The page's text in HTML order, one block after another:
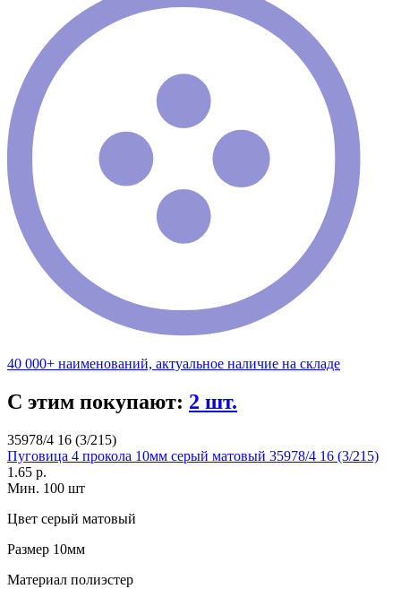
40 000+ наименований, актуальное наличие на складе
С этим покупают: 2 шт.
35978/4 16 (3/215)
Пуговица 4 прокола 10мм серый матовый 35978/4 16 (3/215)
1.65 р.
Мин. 100 шт
Цвет серый матовый
Размер 10мм
Материал полиэстер